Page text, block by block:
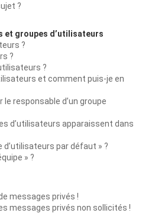
?
et groupes d’utilisateurs
?
?
?
et comment puis-je en
responsable d’un groupe
d’utilisateurs apparaissent dans
d’utilisateurs par défaut » ?
» ?
messages privés !
messages privés non sollicités !